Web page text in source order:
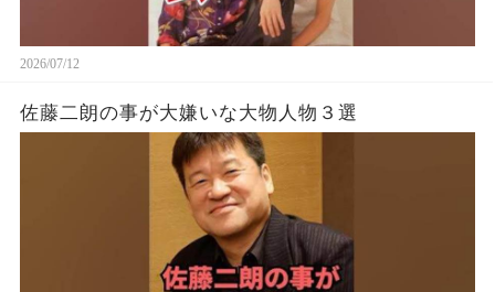
2026/07/12
佐藤二朗の事が大嫌いな大物人物３選